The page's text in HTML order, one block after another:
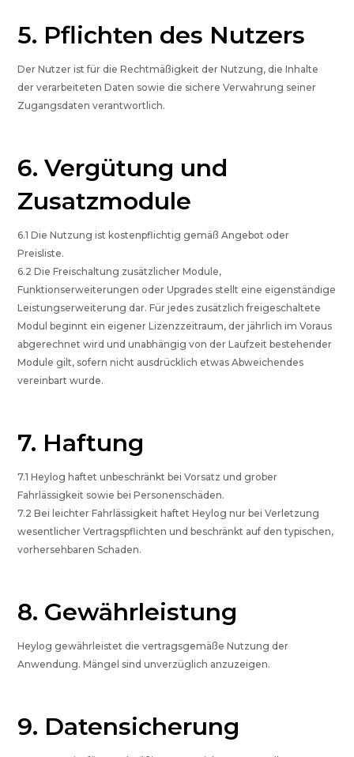
5. Pflichten des Nutzers
Der Nutzer ist für die Rechtmäßigkeit der Nutzung, die Inhalte
der verarbeiteten Daten sowie die sichere Verwahrung seiner
Zugangsdaten verantwortlich.
6. Vergütung und
Zusatzmodule
6.1 Die Nutzung ist kostenpflichtig gemäß Angebot oder
Preisliste.
6.2 Die Freischaltung zusätzlicher Module,
Funktionserweiterungen oder Upgrades stellt eine eigenständige
Leistungserweiterung dar. Für jedes zusätzlich freigeschaltete
Modul beginnt ein eigener Lizenzzeitraum, der jährlich im Voraus
abgerechnet wird und unabhängig von der Laufzeit bestehender
Module gilt, sofern nicht ausdrücklich etwas Abweichendes
vereinbart wurde.
7. Haftung
7.1 Heylog haftet unbeschränkt bei Vorsatz und grober
Fahrlässigkeit sowie bei Personenschäden.
7.2 Bei leichter Fahrlässigkeit haftet Heylog nur bei Verletzung
wesentlicher Vertragspflichten und beschränkt auf den typischen,
vorhersehbaren Schaden.
8. Gewährleistung
Heylog gewährleistet die vertragsgemäße Nutzung der
Anwendung. Mängel sind unverzüglich anzuzeigen.
9. Datensicherung